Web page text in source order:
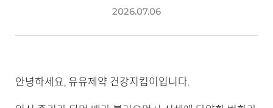
2026.07.06
안녕하세요, 유유제약 건강지킴이입니다.